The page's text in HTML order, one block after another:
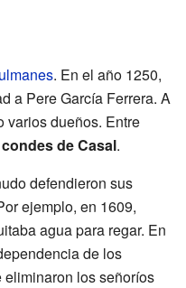
. En el año 1250,
a Pere García Ferrera. A
varios dueños. Entre
condes de Casal.
defendieron sus
ejemplo, en 1609,
agua para regar. En
de los
los señoríos